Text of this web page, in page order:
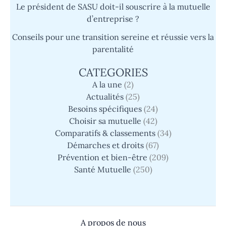
Le président de SASU doit-il souscrire à la mutuelle
d’entreprise ?
Conseils pour une transition sereine et réussie vers la
parentalité
CATEGORIES
A la une (2)
Actualités (25)
Besoins spécifiques (24)
Choisir sa mutuelle (42)
Comparatifs & classements(34)
Démarches et droits (67)
Prévention et bien-être (209)
Santé Mutuelle (250)
A propos de nous